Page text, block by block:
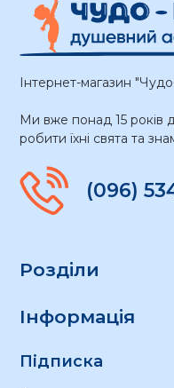
Інтернет-магазин
Ми вже понад 15 років
робити їхні свята та
(096)
Розділи
Інформація
Підписка